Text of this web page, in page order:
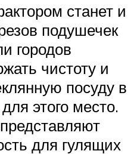
станет и
подушечек
городов
чистоту и
посуду в
этого место.
для гулящих